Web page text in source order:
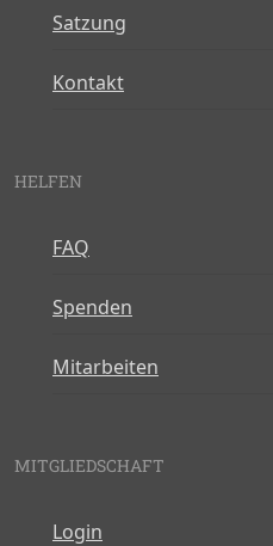
Satzung
Kontakt
HELFEN
FAQ
Spenden
Mitarbeiten
MITGLIEDSCHAFT
Login